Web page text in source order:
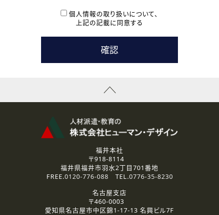
本登録に関するご連絡および本登録時の参考情報として利
たします。
( 3 ) スタッフ派遣を検討されている企業の皆様
お問い合わせの内容に回答するために利用いたします。
なお、ご連絡手段は、電話・Ｅメールのいずれかの方法とい
資料送付、受講相談に関するご連絡のために利用いたしま
その他、お問い合わせの内容に回答するために利用いたし
なお、ご連絡手段は、電話・Ｅメールのいずれかの方法とい
2.個人情報の第三者提供
ご提供いただいた個人情報は、法令等の規定に従う場合を除き、
3.個人情報の取り扱いの委託
弊社の定める個人情報保護の評価基準を満たした委託先に、個
個人情報の取り扱いについて、
上記の記載に同意する
福井本社
〒918-8114
福井県福井市羽水2丁目701番地
FREE.0120-776-088 TEL.0776-35-8230
名古屋支店
〒460-0003
愛知県名古屋市中区錦1-17-13 名興ビル7F